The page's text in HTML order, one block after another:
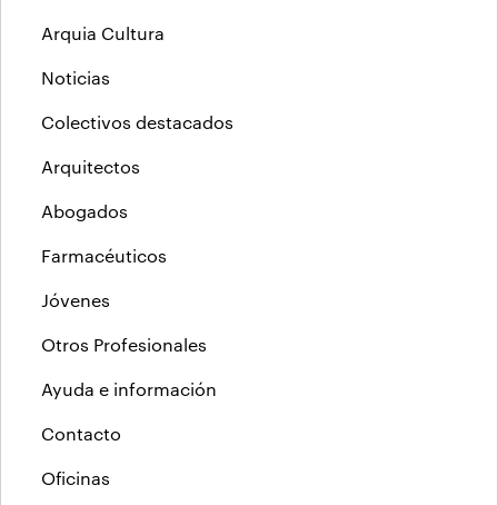
Arquia Cultura
Noticias
Colectivos destacados
Arquitectos
Abogados
Farmacéuticos
Jóvenes
Otros Profesionales
Ayuda e información
Contacto
Oficinas